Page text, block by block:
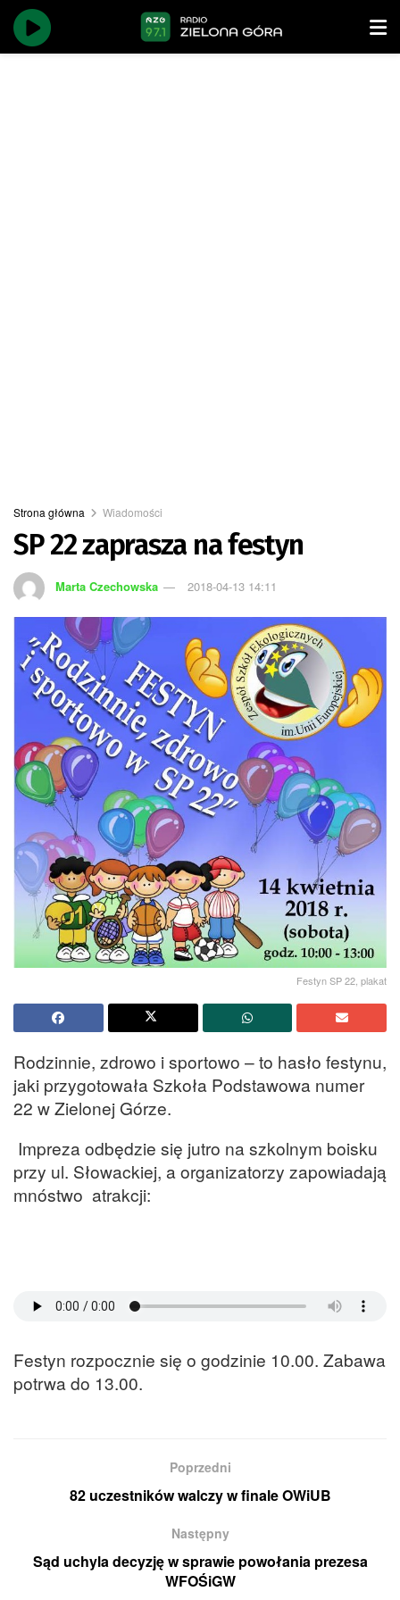
Strona główna Wiadomości
SP 22 zaprasza na festyn
Marta Czechowska 2018-04-13 14:11
Festyn SP 22, plakat
Rodzinnie, zdrowo i sportowo – to hasło festynu,
jaki przygotowała Szkoła Podstawowa numer
22 w Zielonej Górze.
Impreza odbędzie się jutro na szkolnym boisku
przy ul. Słowackiej, a organizatorzy zapowiadają
mnóstwo atrakcji:
Festyn rozpocznie się o godzinie 10.00. Zabawa
potrwa do 13.00.
Poprzedni
82 uczestników walczy w finale OWiUB
Następny
Sąd uchyla decyzję w sprawie powołania prezesa
WFOŚiGW